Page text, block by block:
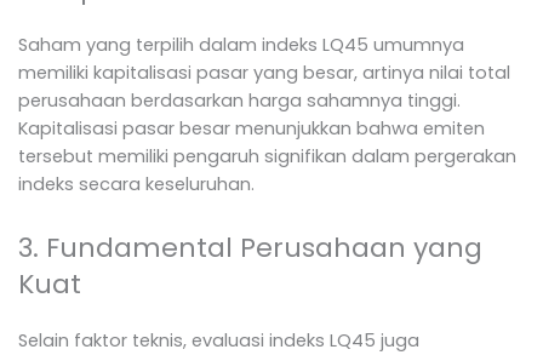
Saham yang terpilih dalam indeks LQ45 umumnya
memiliki kapitalisasi pasar yang besar, artinya nilai total
perusahaan berdasarkan harga sahamnya tinggi.
Kapitalisasi pasar besar menunjukkan bahwa emiten
tersebut memiliki pengaruh signifikan dalam pergerakan
indeks secara keseluruhan.
3. Fundamental Perusahaan yang
Kuat
Selain faktor teknis, evaluasi indeks LQ45 juga